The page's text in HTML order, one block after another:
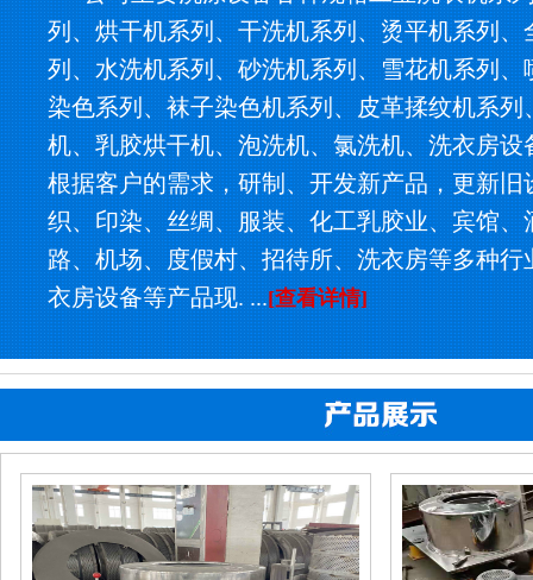
列、烘干机系列、干洗机系列、烫平机系列、
列、水洗机系列、砂洗机系列、雪花机系列、
染色系列、袜子染色机系列、皮革揉纹机系列
机、乳胶烘干机、泡洗机、氯洗机、洗衣房设
根据客户的需求，研制、开发新产品，更新旧
织、印染、丝绸、服装、化工乳胶业、宾馆、
路、机场、度假村、招待所、洗衣房等多种行
衣房设备等产品现. ...[查看详情]